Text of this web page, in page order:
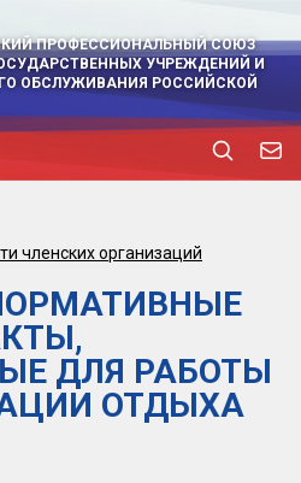
ПРОФЕССИОНАЛЬНЫЙ СОЮЗ
УЧРЕЖДЕНИЙ И
ОБСЛУЖИВАНИЯ РОССИЙСКОЙ
членских организаций
ДЛЯ РАБОТЫ
ОТДЫХА